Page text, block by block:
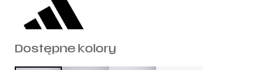
Dostępne kolory